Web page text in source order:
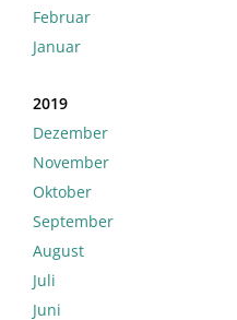
Februar
Januar
2019
Dezember
November
Oktober
September
August
Juli
Juni